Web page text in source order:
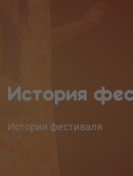
История
История фестиваля